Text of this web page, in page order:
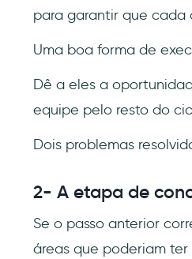
para garantir que cada
Uma boa forma de
Dê a eles a
equipe pelo resto do
Dois problemas
2- A etapa de
Se o passo anterior
áreas que poderiam